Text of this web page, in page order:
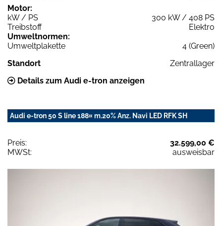
Motor:
kW / PS
300 kW / 408 PS
Treibstoff
Elektro
Umweltnormen:
Umweltplakette
4 (Green)
Standort
Zentrallager
Details zum Audi e-tron anzeigen
Audi e-tron 50 S line 188¤ m.20% Anz. Navi LED RFK SH
Preis:
32.599,00 €
MWSt:
ausweisbar